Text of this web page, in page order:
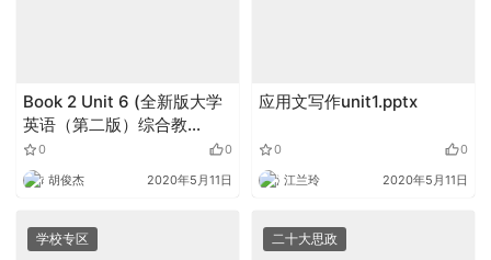
Book 2 Unit 6 (全新版大学
英语（第二版）综合教
程).zip
0 0
胡俊杰 2020年5月11日
应用文写作unit1.pptx
0 0
江兰玲 2020年5月11日
学校专区 二十大思政